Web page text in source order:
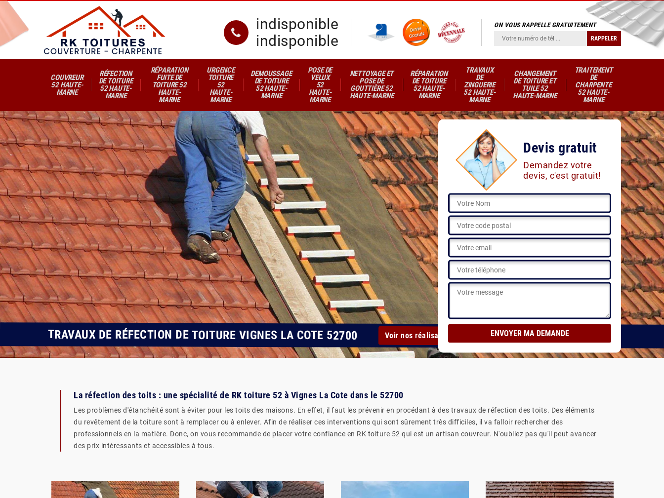
indisponible
indisponible
ON VOUS RAPPELLE GRATUITEMENT
COUVREUR
52 HAUTE-
MARNE
RÉFECTION
DE TOITURE
52 HAUTE-
MARNE
RÉPARATION
FUITE DE
TOITURE 52
HAUTE-
MARNE
URGENCE
TOITURE
52
HAUTE-
MARNE
DEMOUSSAGE
DE TOITURE
52 HAUTE-
MARNE
POSE DE
VELUX
52
HAUTE-
MARNE
NETTOYAGE ET
POSE DE
GOUTTIÈRE 52
HAUTE-MARNE
RÉPARATION
DE TOITURE
52 HAUTE-
MARNE
TRAVAUX
DE
ZINGUERIE
52 HAUTE-
MARNE
CHANGEMENT
DE TOITURE ET
TUILE 52
HAUTE-MARNE
TRAITEMENT
DE
CHARPENTE
52 HAUTE-
MARNE
Devis gratuit
Demandez votre
devis, c'est gratuit!
TRAVAUX DE RÉFECTION DE TOITURE VIGNES LA COTE 52700 Voir nos réalisations
La réfection des toits : une spécialité de RK toiture 52 à Vignes La Cote dans le 52700
Les problèmes d'étanchéité sont à éviter pour les toits des maisons. En effet, il faut les prévenir en procédant à des travaux de réfection des toits. Des éléments
du revêtement de la toiture sont à remplacer ou à enlever. Afin de réaliser ces interventions qui sont sûrement très difficiles, il va falloir rechercher des
professionnels en la matière. Donc, on vous recommande de placer votre confiance en RK toiture 52 qui est un artisan couvreur. N'oubliez pas qu'il peut avancer
des prix intéressants et accessibles à tous.